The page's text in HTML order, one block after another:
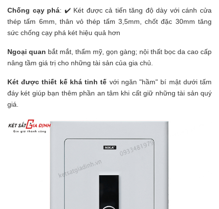
Chống cạy phá: ✔️ Két được cả tiến tăng độ dày với cánh cửa
thép tấm 6mm, thân vỏ thép tấm 3,5mm, chốt đặc 30mm tăng
sức chống cạy phá két hiệu quả hơn
Ngoại quan bắt mắt, thẩm mỹ, gọn gàng; nội thất bọc da cao cấp
nâng tầm giá trị cho những tài sản của gia chủ.
Két được thiết kế khá tinh tế với ngăn "hầm" bí mật dưới tấm
đáy két giúp bạn thêm phần an tâm khi cất giữ những tài sản quý
giá.